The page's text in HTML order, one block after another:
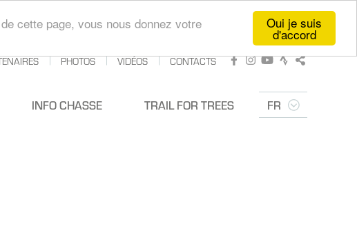
Oui je suis
d'accord
cette page, vous nous donnez votre
INFO CHASSE TRAIL FOR TREES FR
PHOTOS VIDÉOS CONTACTS Facebook
Instagram
Youtube
StravaPartager